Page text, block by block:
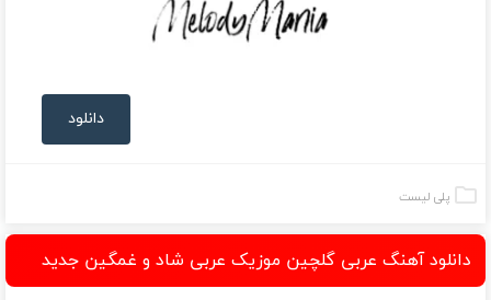
دانلود
پلی لیست
دانلود آهنگ عربی گلچین موزیک عربی شاد و غمگین جدید